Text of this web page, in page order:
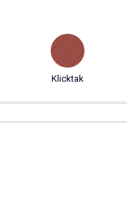
Klicktak